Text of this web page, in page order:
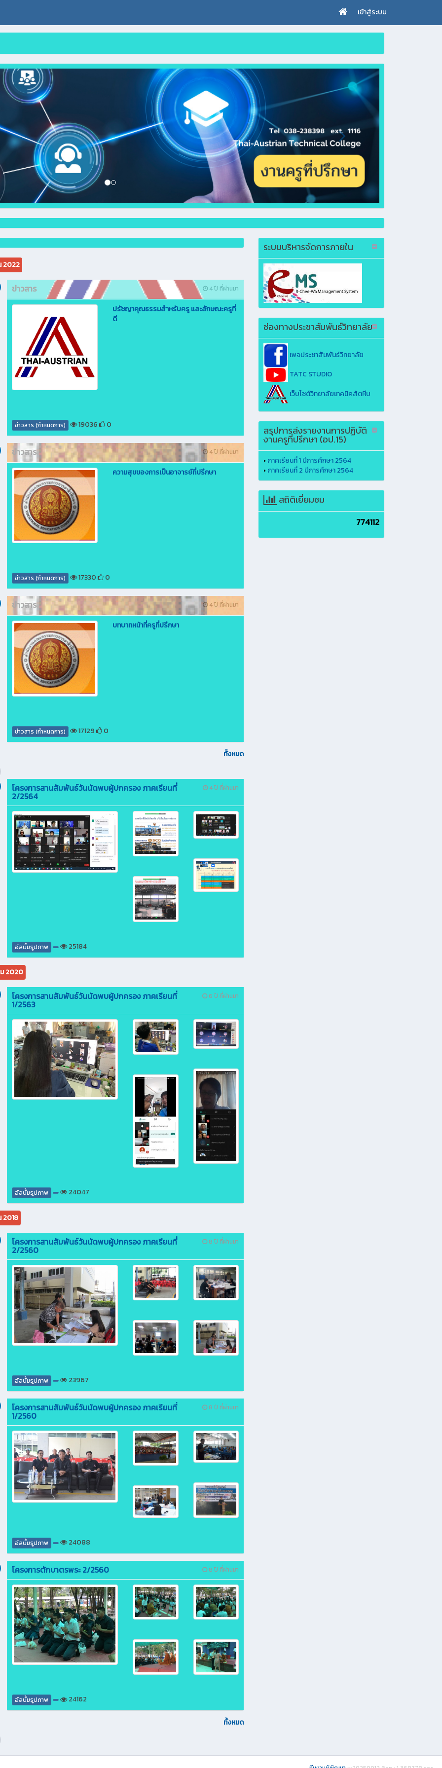
เข้าสู่ระบบ
2022
4 ปี ที่ผ่านมา
ข่าวสาร
ปรัชญาคุณธรรมสำหรับครู และลักษณะครูที่
ดี
ข่าวสาร (กำหนดการ) 19036 0
4 ปี ที่ผ่านมา
ข่าวสาร
ความสุขของการเป็นอาจารย์ที่ปรึกษา
ข่าวสาร (กำหนดการ) 17330 0
4 ปี ที่ผ่านมา
ข่าวสาร
บทบาทหน้าที่ครูที่ปรึกษา
ข่าวสาร (กำหนดการ) 17129 0
ทั้งหมด
4 ปี ที่ผ่านมา
โครงการสานสัมพันธ์วันนัดพบผู้ปกครอง ภาคเรียนที่
2/2564
อัลบั้มรูปภาพ 25184
2020
6 ปี ที่ผ่านมา
โครงการสานสัมพันธ์วันนัดพบผู้ปกครอง ภาคเรียนที่
1/2563
อัลบั้มรูปภาพ 24047
2018
8 ปี ที่ผ่านมา
โครงการสานสัมพันธ์วันนัดพบผู้ปกครอง ภาคเรียนที่
2/2560
อัลบั้มรูปภาพ 23967
8 ปี ที่ผ่านมา
โครงการสานสัมพันธ์วันนัดพบผู้ปกครอง ภาคเรียนที่
1/2560
อัลบั้มรูปภาพ 24088
8 ปี ที่ผ่านมา
โครงการตักบาตรพระ 2/2560
อัลบั้มรูปภาพ 24162
ทั้งหมด
ระบบบริหารจัดการภายใน
ช่องทางประชาสัมพันธ์วิทยาลัย
เพจประชาสัมพันธ์วิทยาลัย
TATC STUDIO
เว็บไซต์วิทยาลัยเทคนิคสัตหีบ
สรุปการส่งรายงานการปฏิบัติ
งานครูที่ปรึกษา (อป.15)
• ภาคเรียนที่ 1 ปีการศึกษา 2564
• ภาคเรียนที่ 2 ปีการศึกษา 2564
สถิติเยี่ยมชม
774112